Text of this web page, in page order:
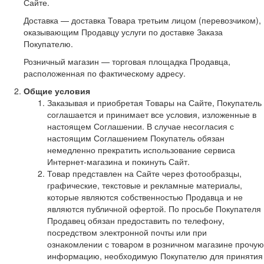
Сайте.
Доставка — доставка Товара третьим лицом (перевозчиком),
оказывающим Продавцу услуги по доставке Заказа
Покупателю.
Розничный магазин — торговая площадка Продавца,
расположенная по фактическому адресу.
Общие условия
Заказывая и приобретая Товары на Сайте, Покупатель
соглашается и принимает все условия, изложенные в
настоящем Соглашении. В случае несогласия с
настоящим Соглашением Покупатель обязан
немедленно прекратить использование сервиса
Интернет-магазина и покинуть Сайт.
Товар представлен на Сайте через фотообразцы,
графические, текстовые и рекламные материалы,
которые являются собственностью Продавца и не
являются публичной офертой. По просьбе Покупателя
Продавец обязан предоставить по телефону,
посредством электронной почты или при
ознакомлении с товаром в розничном магазине прочую
информацию, необходимую Покупателю для принятия